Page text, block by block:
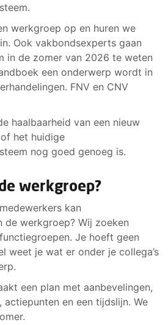
werkgroep op en huren we
Ook vakbondsexperts gaan
in de zomer van 2026 te weten
een onderwerp wordt in
FNV en CNV
haalbaarheid van een nieuw
het huidige
nog goed genoeg is.
werkgroep?
kan
werkgroep? Wij zoeken
Je hoeft geen
weet je wat er onder je collega’s
een plan met aanbevelingen,
actiepunten en een tijdslijn. We